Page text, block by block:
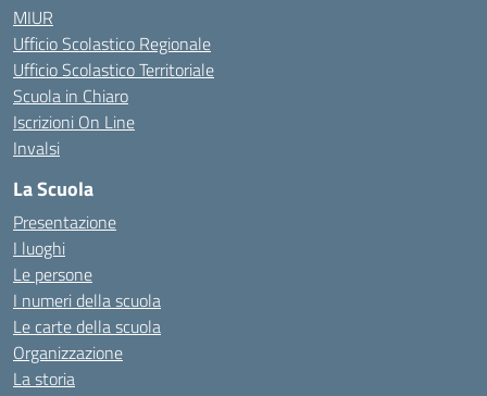
MIUR
Ufficio Scolastico Regionale
Ufficio Scolastico Territoriale
Scuola in Chiaro
Iscrizioni On Line
Invalsi
La Scuola
Presentazione
I luoghi
Le persone
I numeri della scuola
Le carte della scuola
Organizzazione
La storia